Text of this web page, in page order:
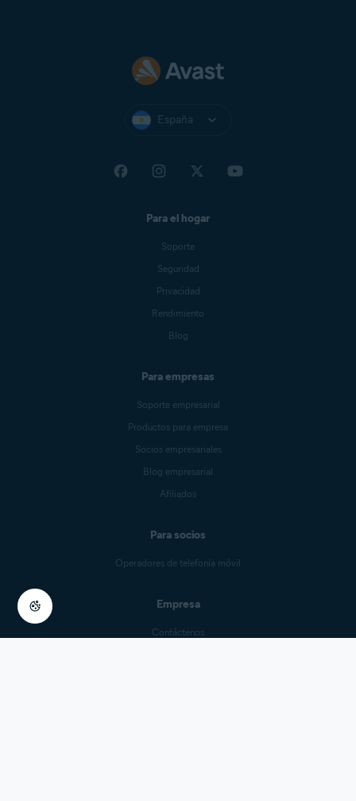
España
Para el hogar
Soporte
Seguridad
Privacidad
Rendimiento
Blog
Para empresas
Soporte empresarial
Productos para empresa
Socios empresariales
Blog empresarial
Afiliados
Para socios
Operadores de telefonía móvil
Empresa
Contáctenos